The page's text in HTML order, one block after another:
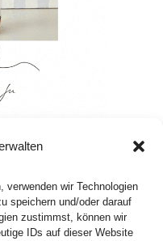
verwenden wir Technologien
speichern und/oder darauf
zustimmst, können wir
IDs auf dieser Website
Stoffpuppen,